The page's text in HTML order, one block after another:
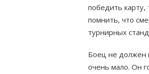
победить карту,
помнить, что
турнирных
Боец не должен
очень мало. Он